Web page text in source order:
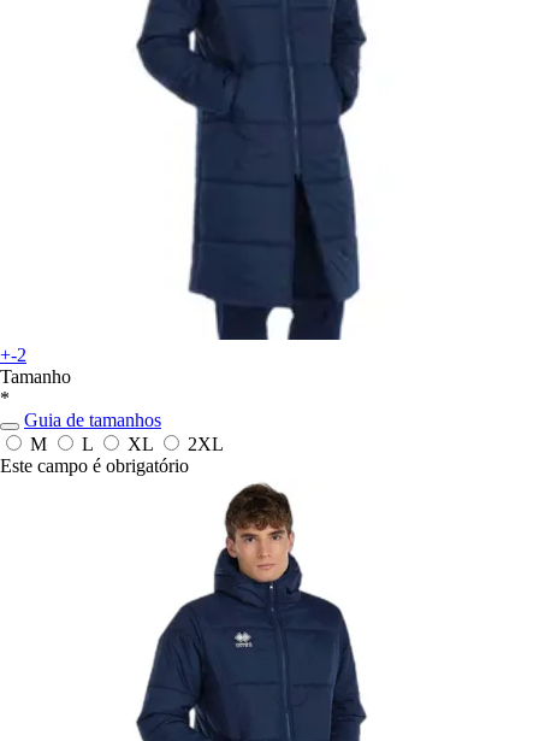
+-2
Tamanho
*
Guia de tamanhos
M
L XL
2XL
Este campo é obrigatório